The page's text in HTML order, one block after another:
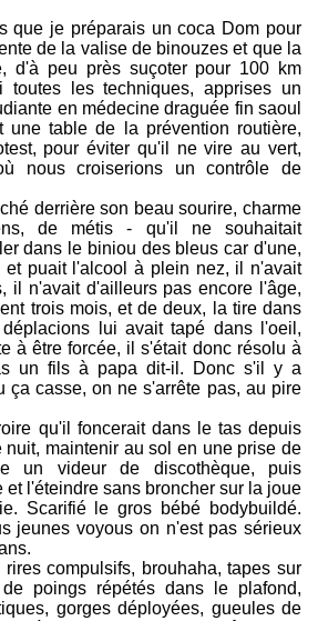
que je préparais un coca Dom pour
de la valise de binouzes et que la
d'à peu près suçoter pour 100 km
toutes les techniques, apprises un
en médecine draguée fin saoul
une table de la prévention routière,
pour éviter qu'il ne vire au vert,
nous croiserions un contrôle de
derrière son beau sourire, charme
de métis - qu'il ne souhaitait
dans le biniou des bleus car d'une,
et puait l'alcool à plein nez, il n'avait
il n'avait d'ailleurs pas encore l'âge,
trois mois, et de deux, la tire dans
lui avait tapé dans l'oeil,
à être forcée, il s'était donc résolu à
un fils à papa dit-il. Donc s'il y a
ça casse, on ne s'arrête pas, au pire
qu'il foncerait dans le tas depuis
maintenir au sol en une prise de
un videur de discothèque, puis
et l'éteindre sans broncher sur la joue
Scarifié le gros bébé bodybuildé.
jeunes voyous on n'est pas sérieux
compulsifs, brouhaha, tapes sur
poings répétés dans le plafond,
gorges déployées, gueules de